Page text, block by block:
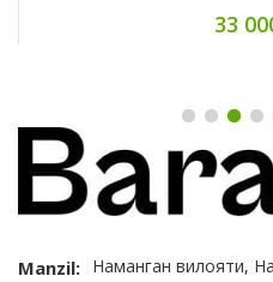
60
Manzil: Наманган вилояти,